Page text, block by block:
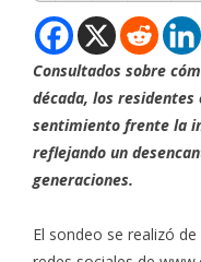
Consultados sobre
década, los
sentimiento frente la
reflejando un
generaciones.
El sondeo se realizó